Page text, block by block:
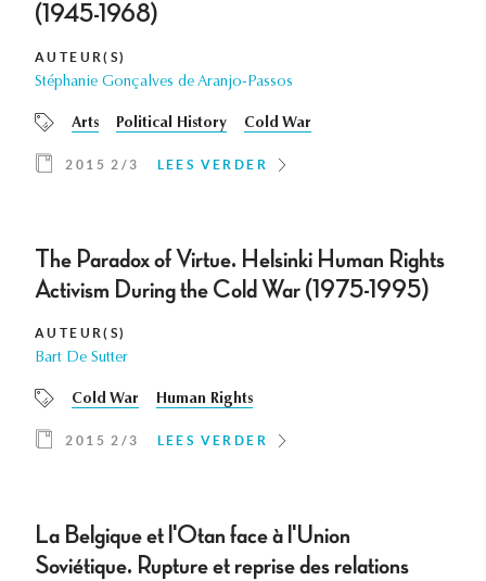
(1945-1968)
AUTEUR(S)
Stéphanie Gonçalves de Aranjo-Passos
Arts Political History Cold War
2015 2/3 LEES VERDER
The Paradox of Virtue. Helsinki Human Rights
Activism During the Cold War (1975-1995)
AUTEUR(S)
Bart De Sutter
Cold War Human Rights
2015 2/3 LEES VERDER
La Belgique et l'Otan face à l'Union
Soviétique. Rupture et reprise des relations